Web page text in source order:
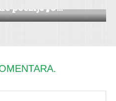
poezije „U...